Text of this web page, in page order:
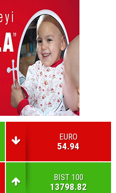
EURO
54.94
BIST 100
13798.82